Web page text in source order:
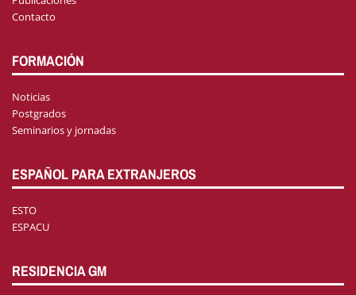
Contacto
FORMACIÓN
Noticias
Postgrados
Seminarios y jornadas
ESPAÑOL PARA EXTRANJEROS
ESTO
ESPACU
RESIDENCIA GM